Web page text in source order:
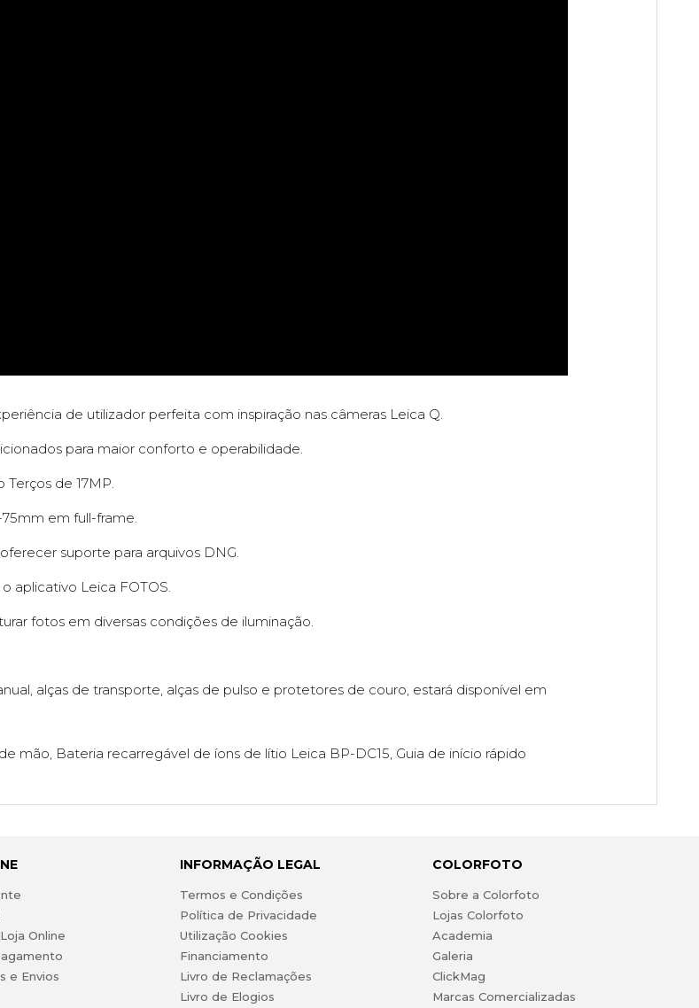
de utilizador perfeita com inspiração nas câmeras Leica Q.
para maior conforto e operabilidade.
Terços de 17MP.
em full-frame.
suporte para arquivos DNG.
aplicativo Leica FOTOS.
fotos em diversas condições de iluminação.
alças de transporte, alças de pulso e protetores de couro, estará disponível em
mão, Bateria recarregável de íons de lítio Leica BP-DC15, Guia de início rápido
Online
e Envios
INFORMAÇÃO LEGAL
Termos e Condições
Política de Privacidade
Utilização Cookies
Financiamento
Livro de Reclamações
Livro de Elogios
COLORFOTO
Sobre a Colorfoto
Lojas Colorfoto
Academia
Galeria
ClickMag
Marcas Comercializadas